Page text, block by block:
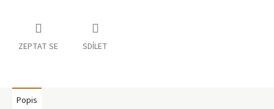
ZEPTAT SE SDÍLET
Popis